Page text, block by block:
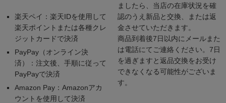
楽天ペイ：楽天IDを使用して
楽天ポイントまたは各種クレ
ジットカードで決済
PayPay（オンライン決
済）：注文後、手順に従って
PayPayで決済
Amazon Pay：Amazonアカ
ウントを使用して決済
ましたら、当店の在庫状況を確
認のうえ新品と交換、または返
金させていただきます。
商品到着後7日以内にメールまた
は電話にてご連絡ください。7日
を過ぎますと返品交換をお受け
できなくなる可能性がございま
す。